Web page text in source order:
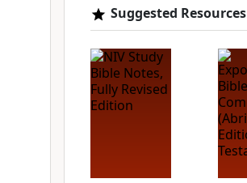
Suggested Resources